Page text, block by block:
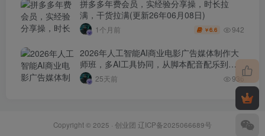
拼多多年费会员，实经验分享操，时长拉
满，干货拉满(更新26年06月08日)
1个月前 ￥6.6 942
2026年人工智能AI商业电影广告媒体制作大
师班，多AI工具协同，从脚本配音配乐到电
影级短片、品牌广告全流程实战（中英字
幕）
25天前 936
Copyright © 2025 · 创业团 辽ICP备2025066689号